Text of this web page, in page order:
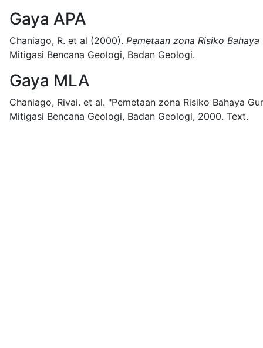
Gaya APA
Chaniago, R. et al (2000). Pemetaan zona Risiko
Mitigasi Bencana Geologi, Badan Geologi.
Gaya MLA
Chaniago, Rivai. et al. "Pemetaan zona Risiko Bahaya
Mitigasi Bencana Geologi, Badan Geologi, 2000. Text.